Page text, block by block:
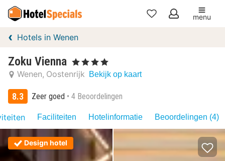
Mijn
menu
Hotels in Wenen
Zoku Vienna , 4 Sterren
Wenen Oostenrijk Bekijk op kaart
8.3 Zeer goed 4 Beoordelingen
Faciliteiten Hotelinformatie Beoordelingen (4)
Design hotel